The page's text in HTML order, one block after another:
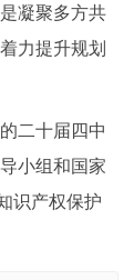
凝聚多方共
力提升规划
二十届四中
小组和国家
识产权保护